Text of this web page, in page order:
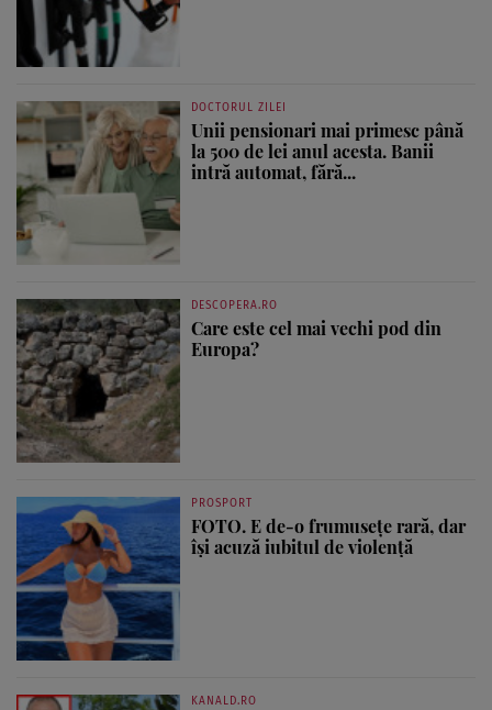
DOCTORUL ZILEI
Unii pensionari mai primesc până
la 500 de lei anul acesta. Banii
intră automat, fără...
DESCOPERA.RO
Care este cel mai vechi pod din
Europa?
PROSPORT
FOTO. E de-o frumusețe rară, dar
își acuză iubitul de violență
KANALD.RO